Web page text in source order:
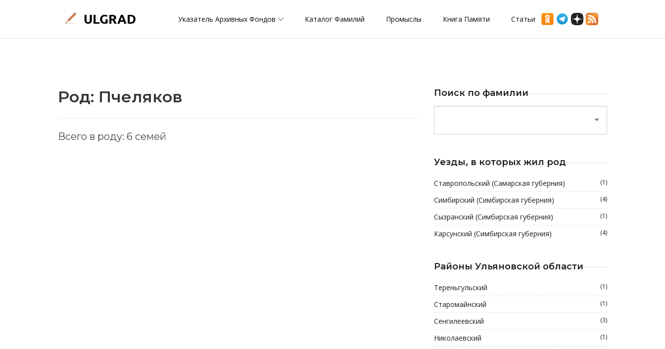
Указатель Архивных Фондов Каталог Фамилий Промыслы Книга Памяти Статьи
Род: Пчеляков
Всего в роду: 6 семей
Поиск по фамилии
Уезды, в которых жил род
Ставропольский (Самарская губерния) (1)
Симбирский (Симбирская губерния) (4)
Сызранский (Симбирская губерния) (1)
Карсунский (Симбирская губерния) (4)
Районы Ульяновской области
Тереньгульский (1)
Старомайнский (1)
Сенгилеевский (3)
Николаевский (1)